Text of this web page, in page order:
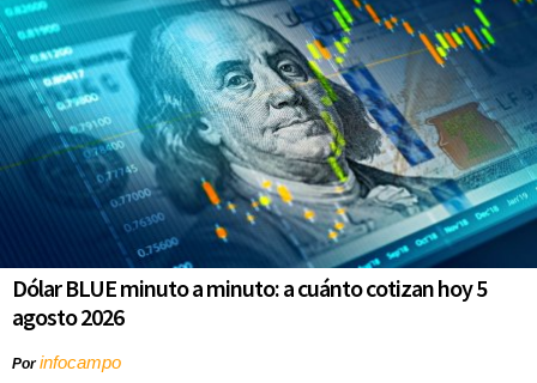
Dólar BLUE minuto a minuto: a cuánto cotizan hoy 5
agosto 2026
Porinfocampo